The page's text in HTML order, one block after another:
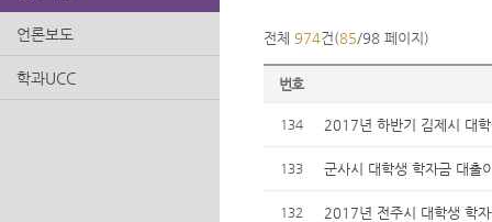
언론보도
학과UCC
전체 974건(85/98 페이지)
번호
134 2017년 하반기 김제시 대
133 군사시 대학생 학자금 대출
132 2017년 전주시 대학생 학